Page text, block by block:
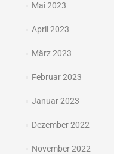
Mai 2023
April 2023
März 2023
Februar 2023
Januar 2023
Dezember 2022
November 2022